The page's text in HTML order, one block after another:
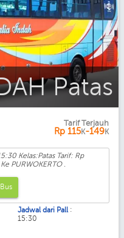
Patas
Tarif Terjauh
Rp 115K-149K
Kelas:Patas Tarif: Rp
PURWOKERTO .
Jadwal dari Pall :
15:30